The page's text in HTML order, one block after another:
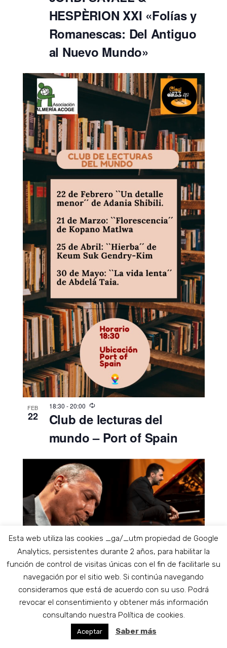
HESPÈRION XXI «Folías y
Romanescas: Del Antiguo
al Nuevo Mundo»
FEB
22
18:30 -20:00
Club de lecturas del
mundo – Port of Spain
Esta web utiliza las cookies _ga/_utm propiedad de Google
Analytics, persistentes durante 2 años, para habilitar la
función de control de visitas únicas con el fin de facilitarle su
navegación por el sitio web. Si continúa navegando
consideramos que está de acuerdo con su uso. Podrá
revocar el consentimiento y obtener más información
consultando nuestra Política de cookies.
Aceptar Saber más